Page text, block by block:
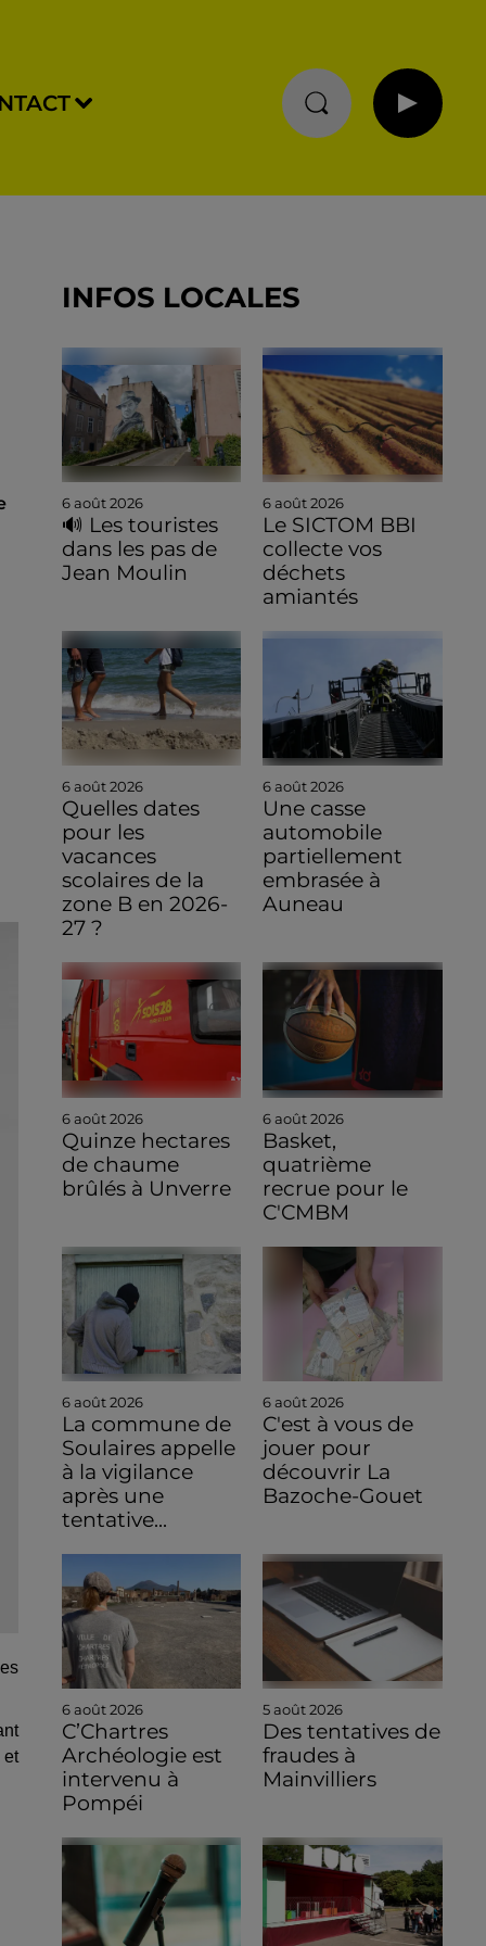
et
INFOS LOCALES
6 août 2026
🔊 Les touristes
dans les pas de
Jean Moulin
6 août 2026
Le SICTOM BBI
collecte vos
déchets
amiantés
6 août 2026
Quelles dates
pour les
vacances
scolaires de la
zone B en 2026-
27 ?
6 août 2026
Une casse
automobile
partiellement
embrasée à
Auneau
6 août 2026
Quinze hectares
de chaume
brûlés à Unverre
6 août 2026
Basket,
quatrième
recrue pour le
C'CMBM
6 août 2026
La commune de
Soulaires appelle
à la vigilance
après une
tentative...
6 août 2026
C'est à vous de
jouer pour
découvrir La
Bazoche-Gouet
6 août 2026
C’Chartres
Archéologie est
intervenu à
Pompéi
5 août 2026
Des tentatives de
fraudes à
Mainvilliers